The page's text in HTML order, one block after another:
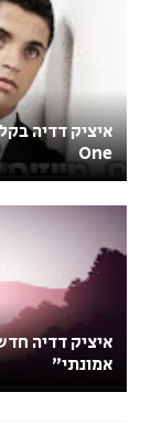
One
איציק דדיה
אמונתי"